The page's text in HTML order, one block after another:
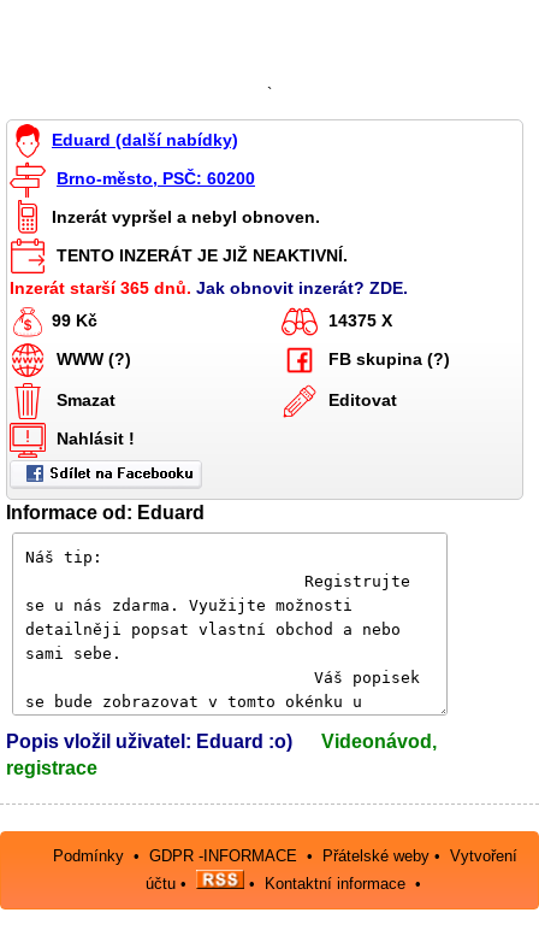
`
Eduard (další nabídky)
Brno-město, PSČ: 60200
Inzerát vypršel a nebyl obnoven.
TENTO INZERÁT JE JIŽ NEAKTIVNÍ.
Inzerát starší 365 dnů. Jak obnovit inzerát? ZDE.
99 Kč
14375 X
WWW (?)
FB skupina (?)
Smazat
Editovat
Nahlásit !
Informace od: Eduard
Popis vložil uživatel: Eduard :o)
Videonávod,
registrace
Podmínky •GDPR -INFORMACE • Přátelské weby •Vytvoření
účtu• • Kontaktní informace•